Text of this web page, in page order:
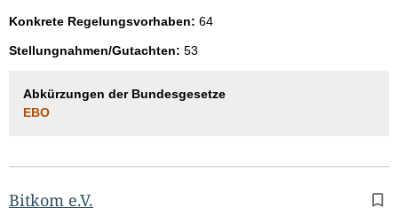
Konkrete Regelungsvorhaben: 64
Stellungnahmen/Gutachten: 53
Abkürzungen der Bundesgesetze
EBO
Bitkom e.V.